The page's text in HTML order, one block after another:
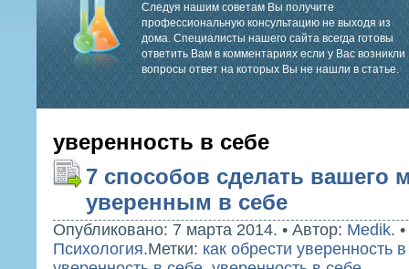
Следуя нашим советам Вы получите
профессиональную консультацию не выходя из
дома. Специалисты нашего сайта всегда готовы
ответить Вам в комментариях если у Вас возникли
вопросы ответ на которых Вы не нашли в статье.
уверенность в себе
7 способов сделать вашего
уверенным в себе
Опубликовано: 7 марта 2014. • Автор: Medik. •
Психология.Метки: как обрести уверенность